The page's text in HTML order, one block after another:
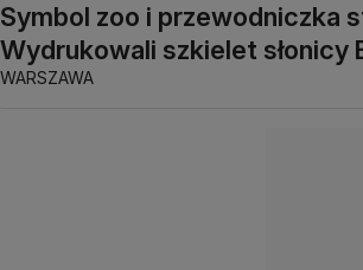
Symbol zoo i przewodniczka
Wydrukowali szkielet słonicy
WARSZAWA